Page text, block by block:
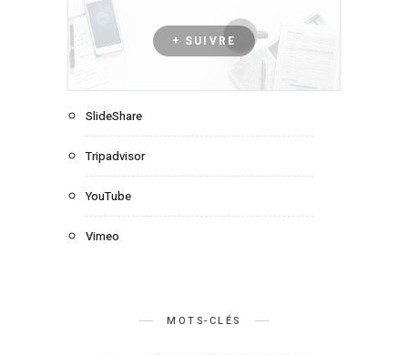
+ SUIVRE
SlideShare
Tripadvisor
YouTube
Vimeo
MOTS-CLÉS